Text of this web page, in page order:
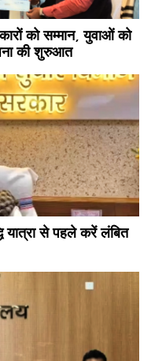
को सम्मान, युवाओं को
की शुरुआत
से पहले करें लंबित